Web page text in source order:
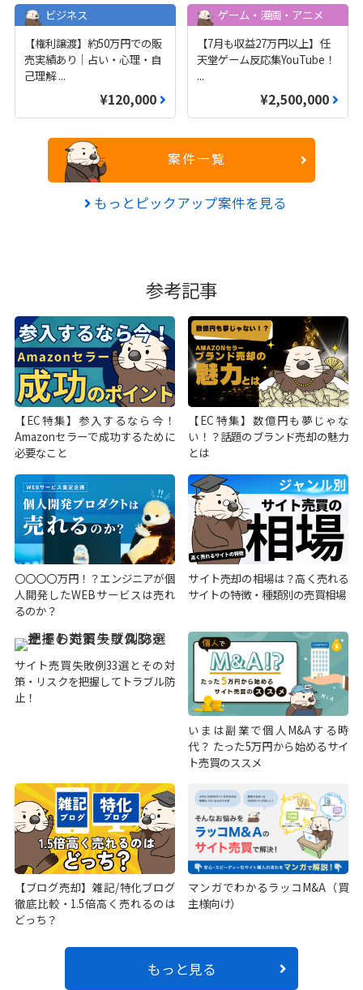
ビジネス
【権利譲渡】約50万円での販
売実績あり｜占い・心理・自
己理解...
¥120,000
ゲーム・漫画・アニメ
【7月も収益27万円以上】任
天堂ゲーム反応集YouTube！
...
¥2,500,000
案件一覧
もっとピックアップ案件を見る
参考記事
【EC特集】参入するなら今！
Amazonセラーで成功するために
必要なこと
【EC特集】数億円も夢じゃな
い！？話題のブランド売却の魅力
とは
〇〇〇〇万円！？エンジニアが個
人開発したWEBサービスは売れ
るのか？
サイト売却の相場は？高く売れる
サイトの特徴・種類別の売買相場
サイト売買失敗例33選とその対
策・リスクを把握してトラブル防
止！
いまは副業で個人M&Aする時
代？ たった5万円から始めるサイ
ト売買のススメ
【ブログ売却】雑記/特化ブログ
徹底比較・1.5倍高く売れるのは
どっち？
マンガでわかるラッコM&A（買
主様向け）
もっと見る